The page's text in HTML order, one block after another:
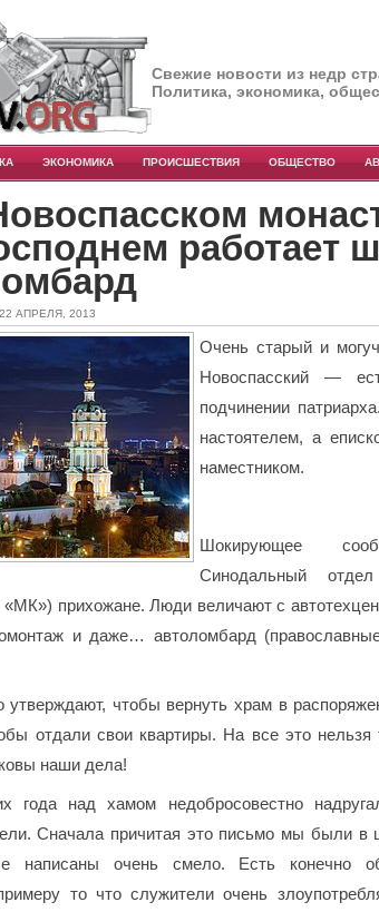
Свежие новости из недр
Политика, экономика,
ЭКОНОМИКА ПРОИСШЕСТВИЯ ОБЩЕСТВО
работает
АПРЕЛЯ, 2013
Очень старый и
Новоспасский —
подчинении
настоятелем, а
наместником.
Шокирующее
Синодальный
«МК») прихожане. Люди величают с
и даже… автоломбард
утверждают, чтобы вернуть храм в
отдали свои квартиры. На все это нельзя
наши дела!
года над хамом недобросовестно
Сначала причитая это письмо мы были в
написаны очень смело. Есть конечно
то что служители очень